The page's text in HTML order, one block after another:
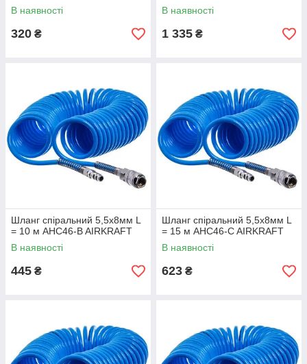
В наявності
320 ₴
В наявності
1 335 ₴
Шланг спіральний 5,5х8мм L
= 10 м AHC46-B AIRKRAFT
В наявності
445 ₴
Шланг спіральний 5,5х8мм L
= 15 м AHC46-C AIRKRAFT
В наявності
623 ₴